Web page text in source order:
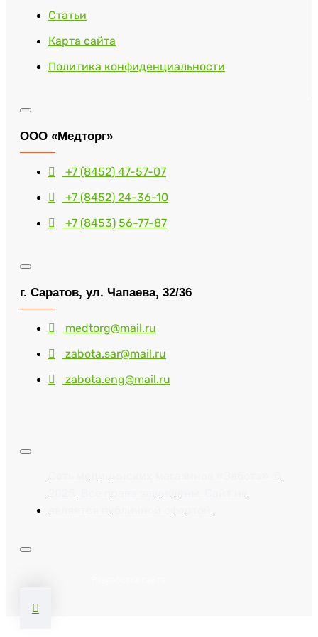
Статьи
Карта сайта
Политика конфиденциальности
ООО «Медторг»
+7 (8452) 47-57-07
+7 (8452) 24-36-10
+7 (8453) 56-77-87
г. Саратов, ул. Чапаева, 32/36
medtorg@mail.ru
zabota.sar@mail.ru
zabota.eng@mail.ru